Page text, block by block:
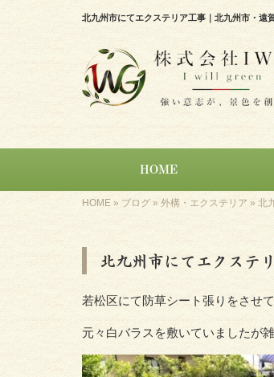
北九州市にてエクステリア工事｜北九州市・遠
HOME
HOME » ブログ » 外構・エクステリア » 北
北九州市にてエクステ
若松区にて防草シート張りをさせ
元々白バラスを敷いていましたが